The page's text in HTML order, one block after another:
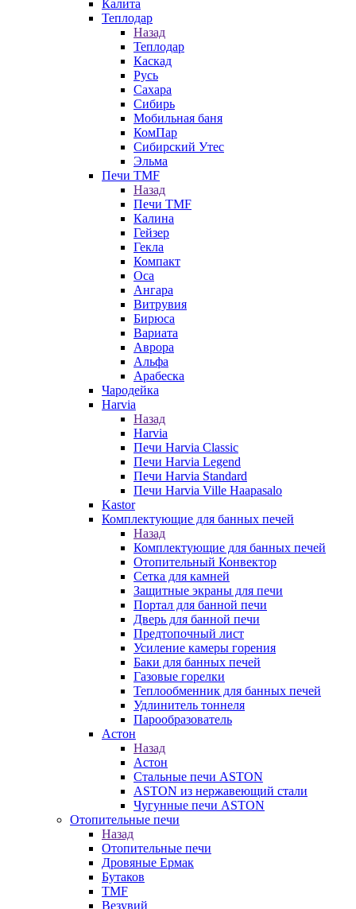
Калита
Теплодар
Назад
Теплодар
Каскад
Русь
Сахара
Сибирь
Мобильная баня
КомПар
Сибирский Утес
Эльма
Печи TMF
Назад
Печи TMF
Калина
Гейзер
Гекла
Компакт
Оса
Ангара
Витрувия
Бирюса
Вариата
Аврора
Альфа
Арабеска
Чародейка
Harvia
Назад
Harvia
Печи Harvia Classic
Печи Harvia Legend
Печи Harvia Standard
Печи Harvia Ville Haapasalo
Kastor
Комплектующие для банных печей
Назад
Комплектующие для банных печей
Отопительный Конвектор
Сетка для камней
Защитные экраны для печи
Портал для банной печи
Дверь для банной печи
Предтопочный лист
Усиление камеры горения
Баки для банных печей
Газовые горелки
Теплообменник для банных печей
Удлинитель тоннеля
Парообразователь
Астон
Назад
Астон
Стальные печи ASTON
ASTON из нержавеющий стали
Чугунные печи ASTON
Отопительные печи
Назад
Отопительные печи
Дровяные Ермак
Бутаков
TMF
Везувий